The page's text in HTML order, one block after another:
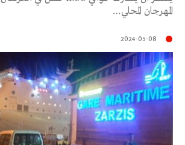
المهرجان المحلي…
2024-05-08